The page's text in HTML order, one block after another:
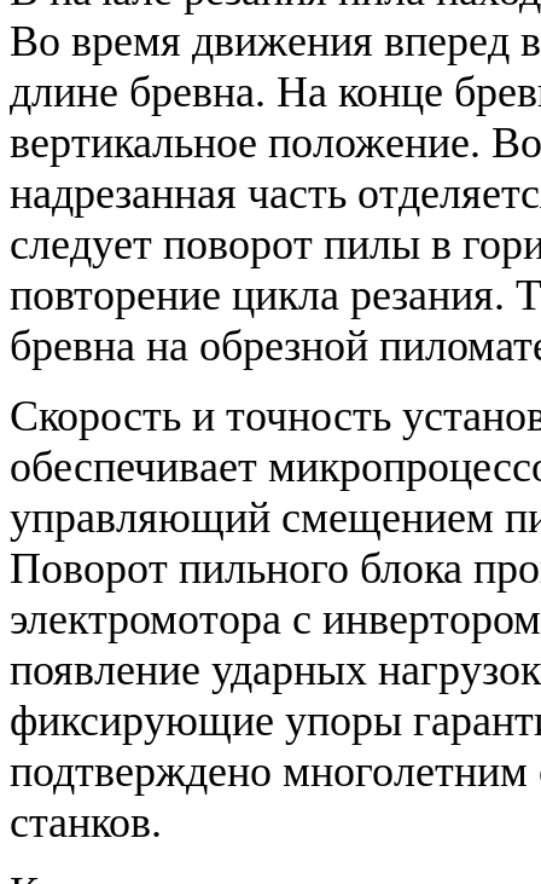
Во время движения вперед
длине бревна. На конце
вертикальное положение.
надрезанная часть
следует поворот пилы в
повторение цикла резания.
бревна на обрезной
Скорость и точность
обеспечивает
управляющий смещением
Поворот пильного блока
электромотора с
появление ударных
фиксирующие упоры
подтверждено
станков.